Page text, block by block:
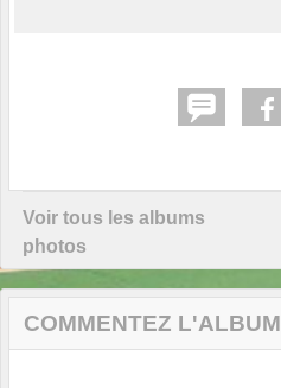
Voir tous les albums
photos
COMMENTEZ L'ALBUM